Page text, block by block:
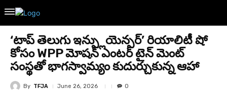
‘టాప్ తెలుగు ఇన్ఫ్లుయెన్సర్’ రియాలిటీ షో
కోసం WPP మోషన్ ఎంటర్ టైన్ మెంట్
సంస్థతో భాగస్వామ్యం కుదుర్చుకున్న ఆహా
By TFJA June 26, 2026 0